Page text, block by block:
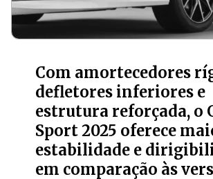
Com amortecedores
defletores inferiores e
estrutura reforçada, o
Sport 2025 oferece
estabilidade e
em comparação às